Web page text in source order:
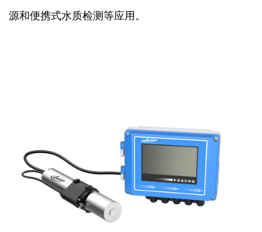
源和便携式水质检测等应用。